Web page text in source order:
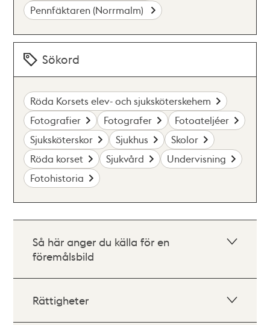
Pennfäktaren (Norrmalm)
Sökord
Röda Korsets elev- och sjuksköterskehem
Fotografier
Fotografer
Fotoateljéer
Sjuksköterskor
Sjukhus
Skolor
Röda korset
Sjukvård
Undervisning
Fotohistoria
Så här anger du källa för en
föremålsbild
Rättigheter